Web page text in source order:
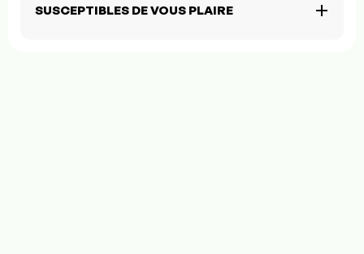
SUSCEPTIBLES DE VOUS PLAIRE